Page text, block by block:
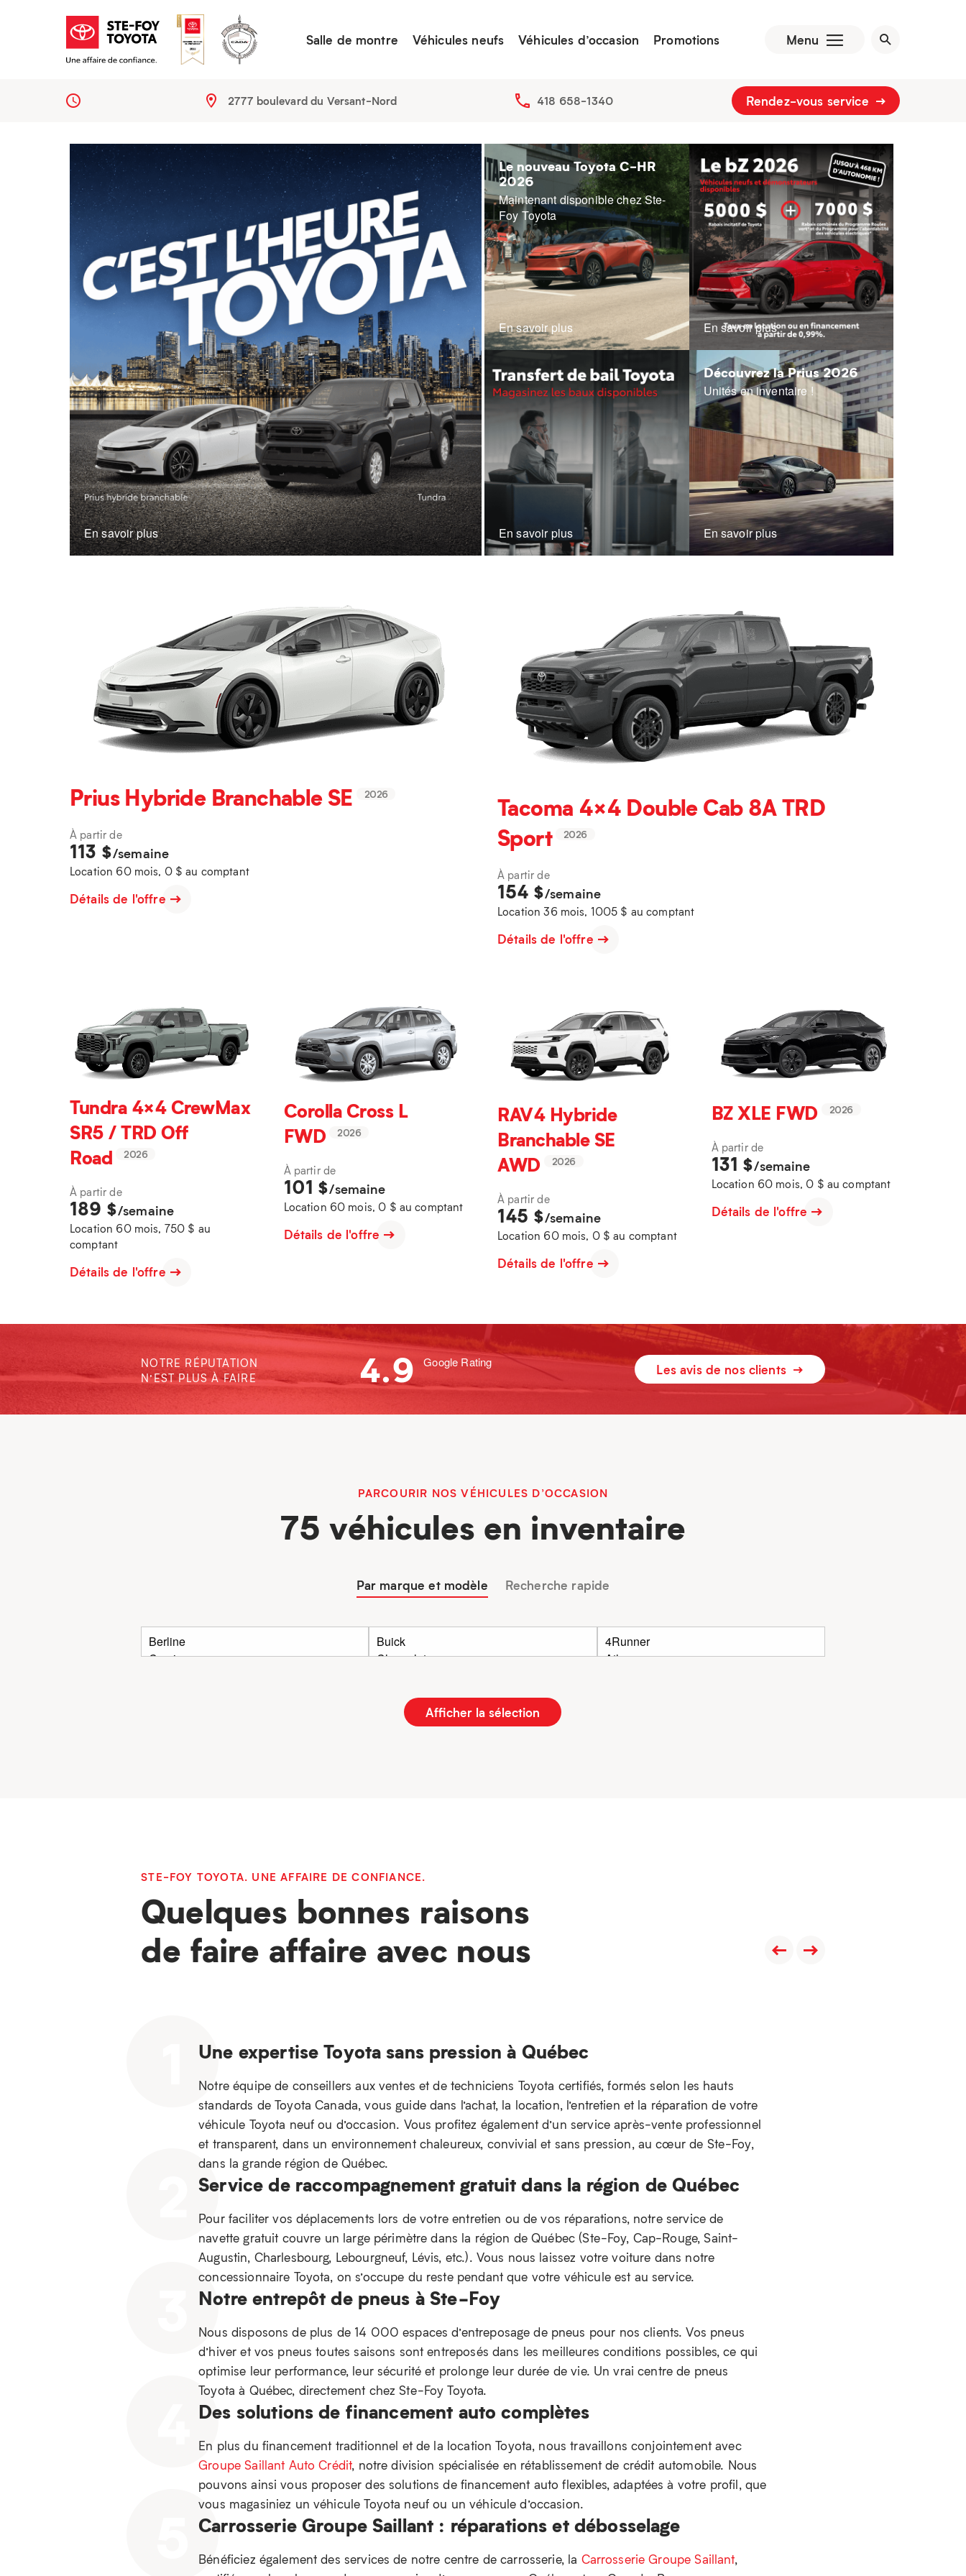
Salle de montre Véhicules neufs Véhicules d’occasion Promotions Menu
2777 boulevard du Versant-Nord 418 658-1340 Rendez-vous service
En savoir plus
Le nouveau Toyota C-HR
2026
Maintenant disponible chez Ste-
Foy Toyota
En savoir plus En savoir plus
En savoir plus
Découvrez la Prius 2026
Unités en inventaire !
En savoir plus
Prius Hybride Branchable SE 2026
À partir de
113 $/semaine
Location 60 mois, 0 $ au comptant
Détails de l'offre
Tacoma 4×4 Double Cab 8A TRD
Sport
2026
À partir de
154 $/semaine
Location 36 mois, 1005 $ au comptant
Détails de l'offre
Tundra 4×4 CrewMax
SR5 / TRD Off
Road
2026
À partir de
189 $/semaine
Location 60 mois, 750 $ au
comptant
Détails de l'offre
Corolla Cross L
FWD
2026
À partir de
101 $/semaine
Location 60 mois, 0 $ au comptant
Détails de l'offre
RAV4 Hybride
Branchable SE
AWD
2026
À partir de
145 $/semaine
Location 60 mois, 0 $ au comptant
Détails de l'offre
BZ XLE FWD 2026
À partir de
131 $/semaine
Location 60 mois, 0 $ au comptant
Détails de l'offre
NOTRE RÉPUTATION
N’EST PLUS À FAIRE
Google Rating
4.9 Les avis de nos clients
PARCOURIR NOS VÉHICULES D’OCCASION
75 véhicules en inventaire
Par marque et modèle Recherche rapide
Afficher la sélection
STE-FOY TOYOTA. UNE AFFAIRE DE CONFIANCE.
Quelques bonnes raisons
de faire affaire avec nous
Une expertise Toyota sans pression à Québec
Notre équipe de conseillers aux ventes et de techniciens Toyota certifiés, formés selon les hauts
standards de Toyota Canada, vous guide dans l’achat, la location, l’entretien et la réparation de votre
véhicule Toyota neuf ou d’occasion. Vous profitez également d’un service après-vente professionnel
et transparent, dans un environnement chaleureux, convivial et sans pression, au cœur de Ste-Foy,
dans la grande région de Québec.
Service de raccompagnement gratuit dans la région de Québec
Pour faciliter vos déplacements lors de votre entretien ou de vos réparations, notre service de
navette gratuit couvre un large périmètre dans la région de Québec (Ste-Foy, Cap-Rouge, Saint-
Augustin, Charlesbourg, Lebourgneuf, Lévis, etc.). Vous nous laissez votre voiture dans notre
concessionnaire Toyota, on s’occupe du reste pendant que votre véhicule est au service.
Notre entrepôt de pneus à Ste-Foy
Nous disposons de plus de 14 000 espaces d’entreposage de pneus pour nos clients. Vos pneus
d’hiver et vos pneus toutes saisons sont entreposés dans les meilleures conditions possibles, ce qui
optimise leur performance, leur sécurité et prolonge leur durée de vie. Un vrai centre de pneus
Toyota à Québec, directement chez Ste-Foy Toyota.
Des solutions de financement auto complètes
En plus du financement traditionnel et de la location Toyota, nous travaillons conjointement avec
Groupe Saillant Auto Crédit, notre division spécialisée en rétablissement de crédit automobile. Nous
pouvons ainsi vous proposer des solutions de financement auto flexibles, adaptées à votre profil, que
vous magasiniez un véhicule Toyota neuf ou un véhicule d’occasion.
Carrosserie Groupe Saillant : réparations et débosselage
Bénéficiez également des services de notre centre de carrosserie, la Carrosserie Groupe Saillant,